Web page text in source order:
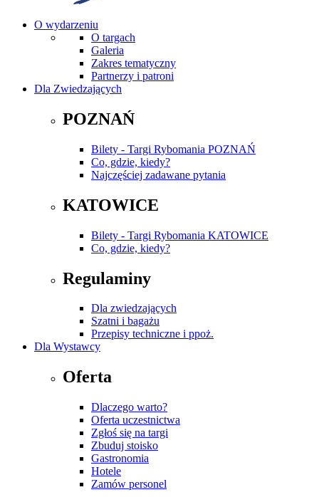
O wydarzeniu
O targach
Galeria
Zakres tematyczny
Partnerzy i patroni
Dla Zwiedzających
POZNAŃ
Bilety - Targi Rybomania POZNAŃ
Co, gdzie, kiedy?
Najczęściej zadawane pytania
KATOWICE
Bilety - Targi Rybomania KATOWICE
Co, gdzie, kiedy?
Regulaminy
Dla zwiedzających
Szatni i bagażu
Przepisy techniczne i ppoż.
Dla Wystawcy
Oferta
Dlaczego warto?
Oferta uczestnictwa
Zgłoś się na targi
Zbuduj stoisko
Gastronomia
Hotele
Zamów personel